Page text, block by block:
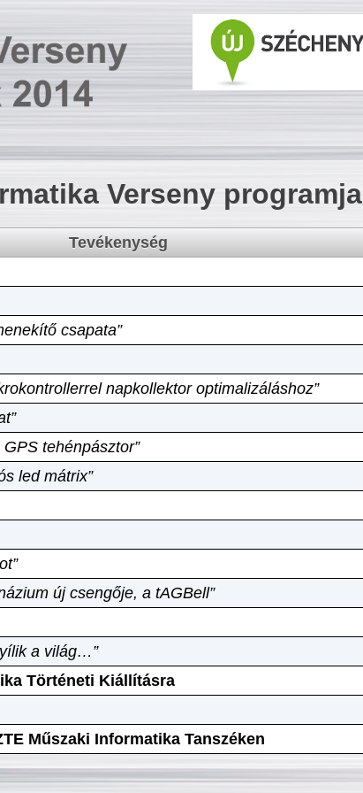
Verseny programja
Tevékenység
csapata”
napkollektor optimalizáláshoz”
tehénpásztor”
led mátrix”
új csengője, a tAGBell”
a világ…”
Történeti Kiállításra
Műszaki Informatika Tanszéken